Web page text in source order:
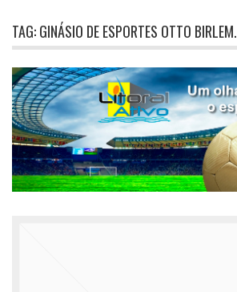
TAG:GINÁSIO DE ESPORTES OTTO BIRLEM.